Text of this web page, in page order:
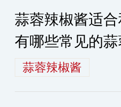
蒜蓉辣椒酱适
有哪些常见的
蒜蓉辣椒酱